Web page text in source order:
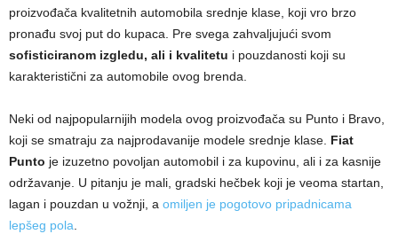
proizvođača kvalitetnih automobila srednje klase, koji vro brzo
pronađu svoj put do kupaca. Pre svega zahvaljujući svom
sofisticiranom izgledu, ali i kvalitetu i pouzdanosti koji su
karakteristični za automobile ovog brenda.
Neki od najpopularnijih modela ovog proizvođača su Punto i Bravo,
koji se smatraju za najprodavanije modele srednje klase. Fiat
Punto je izuzetno povoljan automobil i za kupovinu, ali i za kasnije
održavanje. U pitanju je mali, gradski hečbek koji je veoma startan,
lagan i pouzdan u vožnji, a omiljen je pogotovo pripadnicama
lepšeg pola.